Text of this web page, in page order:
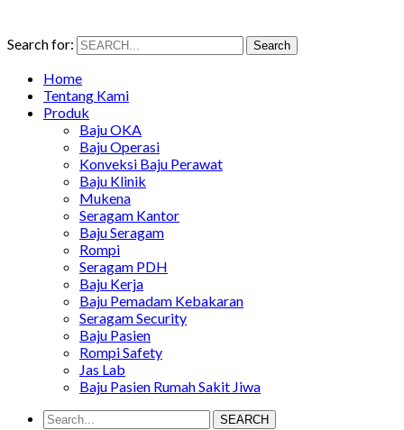
Search for: Search
Home
Tentang Kami
Produk
Baju OKA
Baju Operasi
Konveksi Baju Perawat
Baju Klinik
Mukena
Seragam Kantor
Baju Seragam
Rompi
Seragam PDH
Baju Kerja
Baju Pemadam Kebakaran
Seragam Security
Baju Pasien
Rompi Safety
Jas Lab
Baju Pasien Rumah Sakit Jiwa
SEARCH